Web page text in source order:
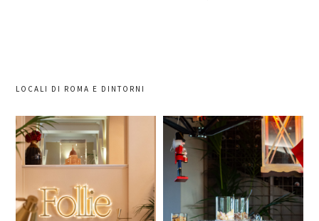
LOCALI DI ROMA E DINTORNI